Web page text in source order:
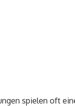
spielen oft